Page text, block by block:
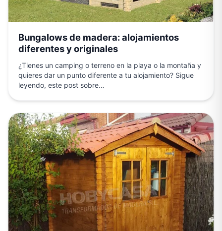
Bungalows de madera: alojamientos
diferentes y originales
¿Tienes un camping o terreno en la playa o la montaña y
quieres dar un punto diferente a tu alojamiento? Sigue
leyendo, este post sobre…